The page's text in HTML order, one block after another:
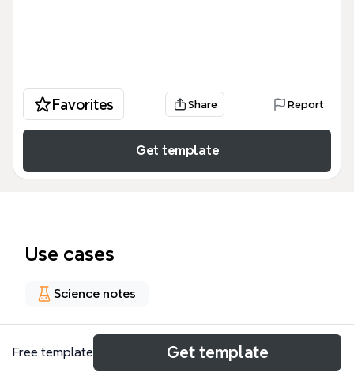
Favorites Share Report
Get template
Use cases
Science notes
About
Free template Get template